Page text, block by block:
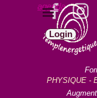
Aller au contenu
agenda
Login
PHYSIQUE -
Sauter le